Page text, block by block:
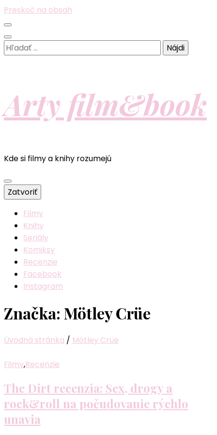
Preskoč na obsah
Hľadať:
Arty film&book
Kde si filmy a knihy rozumejú
Zatvoriť
Filmy
Knihy
Seriály
Komiksy
Recenzie
Facebook
Instagram
Značka: Mötley Crüe
Úvodná stránka / Mötley Crüe
Filmy,Recenzie
The Dirt recenzia: Sex, drogy a
rock&roll na počudovanie rýchlo
unavia